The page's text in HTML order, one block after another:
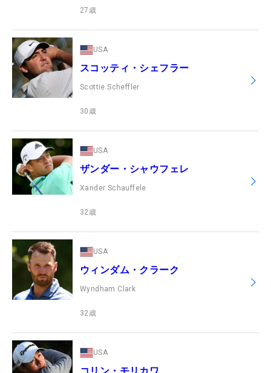
27 歳
USA
スコッティ・シェフラー
Scottie Scheffler
30 歳
USA
ザンダー・シャウフェレ
Xander Schauffele
32歳
USA
ウィンダム・クラーク
Wyndham Clark
32歳
USA